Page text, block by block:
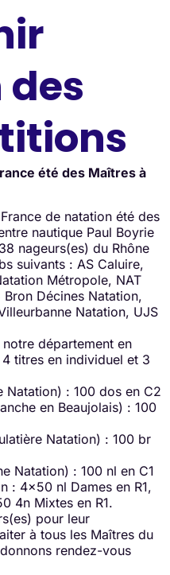
été des Maîtres à
de natation été des
nautique Paul Boyrie
nageurs(es) du Rhône
suivants : AS Caluire,
Métropole, NAT
Décines Natation,
Natation, UJS
département en
titres en individuel et 3
Natation) : 100 dos en C2
en Beaujolais) : 100
Natation) : 100 br
Natation) : 100 nl en C1
: 4×50 nl Dames en R1,
4n Mixtes en R1.
pour leur
à tous les Maîtres du
rendez-vous